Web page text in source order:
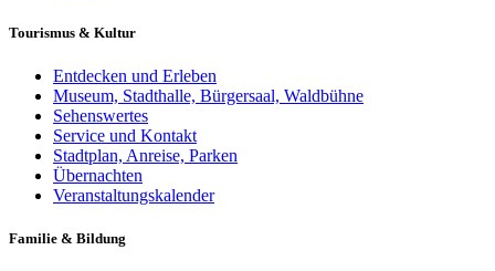
Tourismus & Kultur
Entdecken und Erleben
Museum, Stadthalle, Bürgersaal, Waldbühne
Sehenswertes
Service und Kontakt
Stadtplan, Anreise, Parken
Übernachten
Veranstaltungskalender
Familie & Bildung